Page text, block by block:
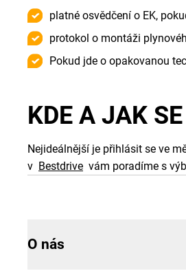
platné osvědčení o EK,
protokol o montáži
Pokud jde o opakovanou
KDE A JAK
Nejideálnější je přihlásit se ve
v Bestdrive vám poradíme s
O nás